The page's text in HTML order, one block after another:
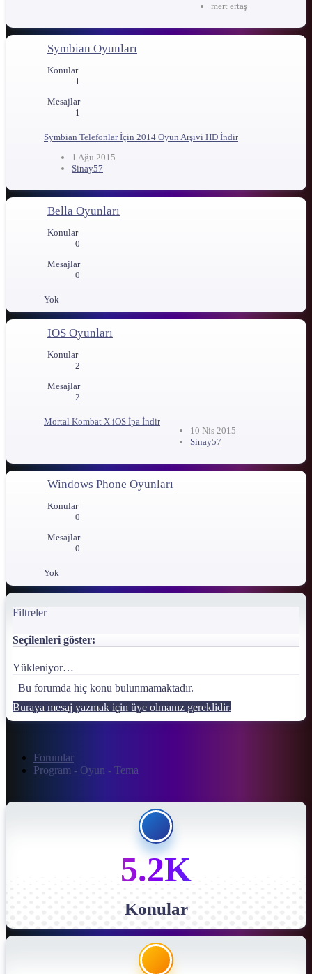
mert ertaş
Symbian Oyunları
Konular
1
Mesajlar
1
Symbian Telefonlar İçin 2014 Oyun Arşivi HD İndir
1 Ağu 2015
Sinay57
Bella Oyunları
Konular
0
Mesajlar
0
Yok
IOS Oyunları
Konular
2
Mesajlar
2
Mortal Kombat X iOS İpa İndir
10 Nis 2015
Sinay57
Windows Phone Oyunları
Konular
0
Mesajlar
0
Yok
Filtreler
Seçilenleri göster:
Yükleniyor…
Bu forumda hiç konu bulunmamaktadır.
Buraya mesaj yazmak için üye olmanız gereklidir.
Forumlar
Program - Oyun - Tema
5.2K
Konular